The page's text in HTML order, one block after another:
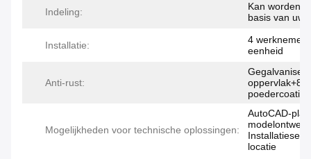
Indeling:
Kan worden
basis van uw
Installatie:
4
eenheid
Anti-rust:
poedercoating
Mogelijkheden voor technische oplossingen:
AutoCAD-
locatie